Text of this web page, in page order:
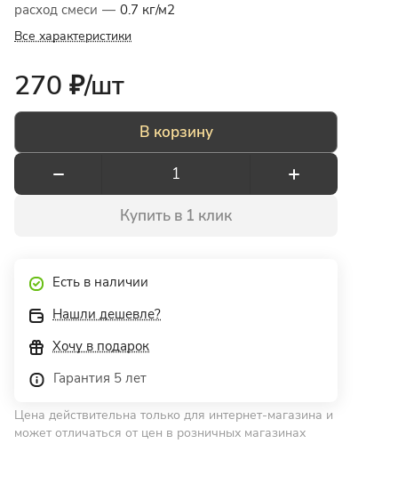
расход смеси — 0.7 кг/м2
Все характеристики
270 ₽/шт
В корзину
Купить в 1 клик
Есть в наличии
Нашли дешевле?
Хочу в подарок
Гарантия 5 лет
Цена действительна только для интернет-магазина и
может отличаться от цен в розничных магазинах